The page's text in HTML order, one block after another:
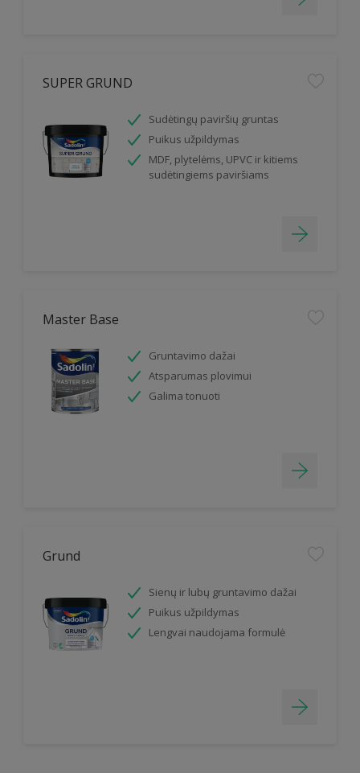
SUPER GRUND
Sudėtingų paviršių gruntas
Puikus užpildymas
MDF, plytelėms, UPVC ir kitiems
sudėtingiems paviršiams
Master Base
Gruntavimo dažai
Atsparumas plovimui
Galima tonuoti
Grund
Sienų ir lubų gruntavimo dažai
Puikus užpildymas
Lengvai naudojama formulė